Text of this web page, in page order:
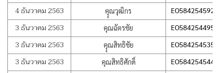
4 ธันวาคม 2563 คุุณวุฒิกร
3 ธันวาคม 2563 คุณฉัตรชัย
3 ธันวาคม 2563 คุุณสิทธิชัย
3 ธันวาคม 2563 คุณสิทธิศักดิ์